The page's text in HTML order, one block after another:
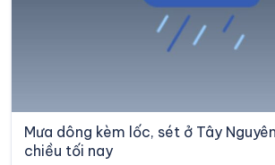
Mưa dông kèm lốc, sét ở Tây
chiều tối nay